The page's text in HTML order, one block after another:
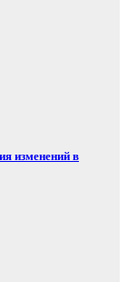
изменений в